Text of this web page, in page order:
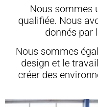
Nous sommes
qualifiée. Nous
donnés par
Nous sommes
design et le
créer des